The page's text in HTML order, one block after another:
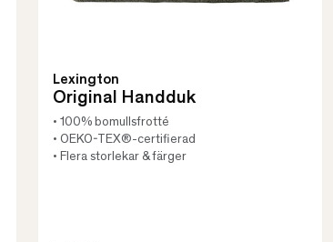
Lexington
Original Handduk
• 100% bomullsfrotté
• OEKO-TEX®-certifierad
• Flera storlekar & färger